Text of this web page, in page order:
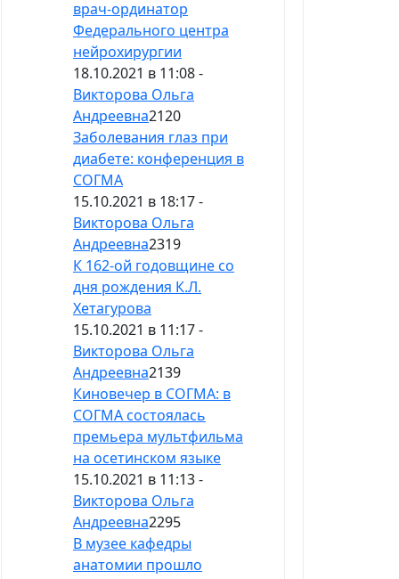
врач-ординатор
Федерального центра
нейрохирургии
18.10.2021 в 11:08 -
Викторова Ольга
Андреевна2120
Заболевания глаз при
диабете: конференция в
СОГМА
15.10.2021 в 18:17 -
Викторова Ольга
Андреевна2319
К 162-ой годовщине со
дня рождения К.Л.
Хетагурова
15.10.2021 в 11:17 -
Викторова Ольга
Андреевна2139
Киновечер в СОГМА: в
СОГМА состоялась
премьера мультфильма
на осетинском языке
15.10.2021 в 11:13 -
Викторова Ольга
Андреевна2295
В музее кафедры
анатомии прошло